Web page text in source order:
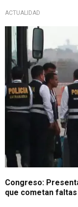
ACTUALIDAD
Congreso:
que cometan